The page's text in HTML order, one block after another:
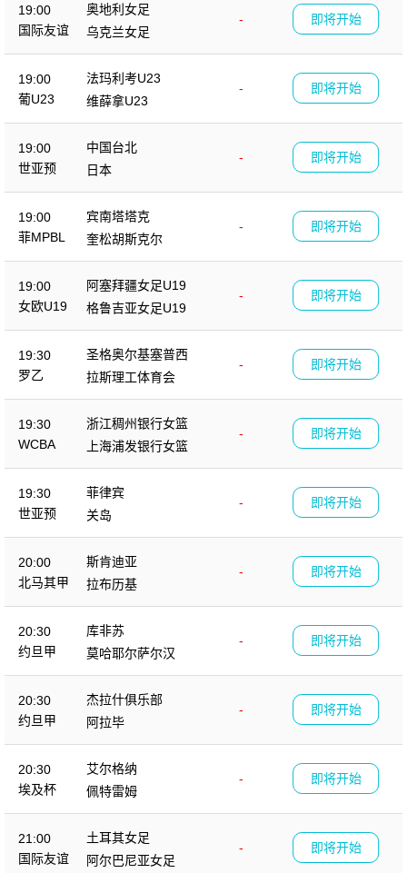
19:00
国际友谊
奥地利女足
-
乌克兰女足
即将开始
19:00
葡U23
法玛利考U23
-
维薛拿U23
即将开始
19:00
世亚预
中国台北
-
日本
即将开始
19:00
菲MPBL
宾南塔塔克
-
奎松胡斯克尔
即将开始
19:00
女欧U19
阿塞拜疆女足U19
-
格鲁吉亚女足U19
即将开始
19:30
罗乙
圣格奥尔基塞普西
-
拉斯理工体育会
即将开始
19:30
WCBA
浙江稠州银行女篮
-
上海浦发银行女篮
即将开始
19:30
世亚预
菲律宾
-
关岛
即将开始
20:00
北马其甲
斯肯迪亚
-
拉布历基
即将开始
20:30
约旦甲
库非苏
-
莫哈耶尔萨尔汉
即将开始
20:30
约旦甲
杰拉什俱乐部
-
阿拉毕
即将开始
20:30
埃及杯
艾尔格纳
-
佩特雷姆
即将开始
21:00
国际友谊
土耳其女足
-
阿尔巴尼亚女足
即将开始